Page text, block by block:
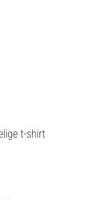
t-shirt